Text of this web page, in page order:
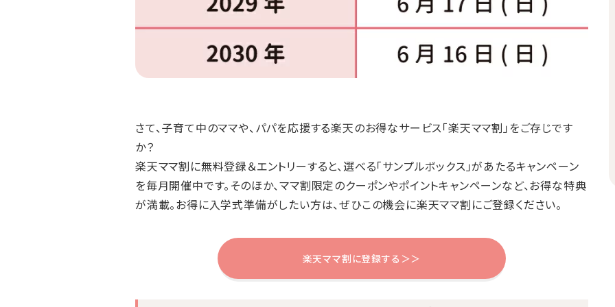
さて、子育て中のママや、パパを応援する楽天のお得なサービス「楽天ママ割」をご存じです
か？
楽天ママ割に無料登録＆エントリーすると、選べる「サンプルボックス」があたるキャンペーン
を毎月開催中です。そのほか、ママ割限定のクーポンやポイントキャンペーンなど、お得な特典
が満載。お得に入学式準備がしたい方は、ぜひこの機会に楽天ママ割にご登録ください。
楽天ママ割に登録する＞＞